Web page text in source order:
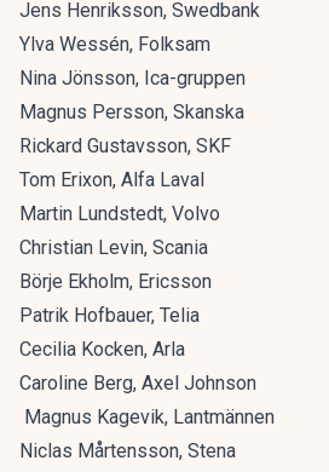
Jens Henriksson, Swedbank
Ylva Wessén, Folksam
Nina Jönsson, Ica-gruppen
Magnus Persson, Skanska
Rickard Gustavsson, SKF
Tom Erixon, Alfa Laval
Martin Lundstedt, Volvo
Christian Levin, Scania
Börje Ekholm, Ericsson
Patrik Hofbauer, Telia
Cecilia Kocken, Arla
Caroline Berg, Axel Johnson
Magnus Kagevik, Lantmännen
Niclas Mårtensson, Stena